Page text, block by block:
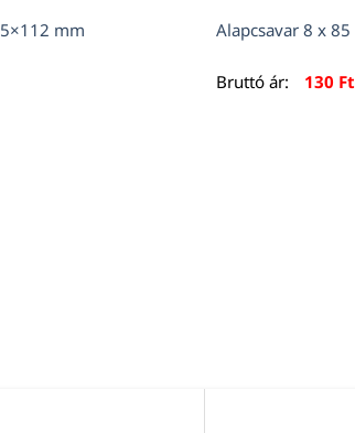
mm Alapcsavar 8 x
Bruttó ár: 130 Ft